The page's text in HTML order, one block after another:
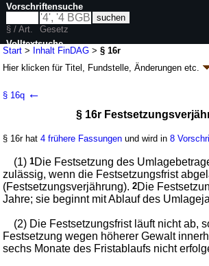
Start > Inhalt FinDAG >§ 16r
Hier klicken fürTitel, Fundstelle, Änderungen etc.
(FinDAG)
Artikel 1 G. v. 22.04.2002 BGBl. I S. 1310; zuletzt
Geltung ab 26.04.2002; FNA: 7610-15
wird in 222 Vorschriften zitiert
Fünfter Abschnitt Gebühren und
§ 16q ←
§ 16r
§ 16r hat4 frühere Fassungen und wird in8
(1)1Die Festsetzung des
zulässig, wenn die Festsetzungsfrist
(Festsetzungsverjährung).2Die
Jahre; sie beginnt mit Ablauf des
(2) Die Festsetzungsfrist läuft nicht ab,
Festsetzung wegen höherer Gewalt
sechs Monate des Fristablaufs nicht
Vorschriftensuche
§ / Art.
Gesetz
Volltextsuche
nur in FinDAG